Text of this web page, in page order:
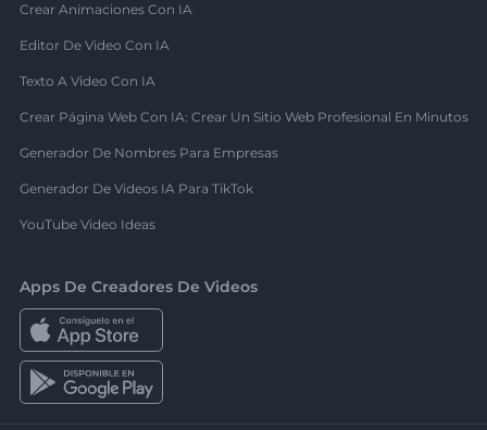
Crear Animaciones Con IA
Editor De Video Con IA
Texto A Video Con IA
Crear Página Web Con IA: Crear Un Sitio Web Profesional En Minutos
Generador De Nombres Para Empresas
Generador De Videos IA Para TikTok
YouTube Video Ideas
Apps De Creadores De Videos